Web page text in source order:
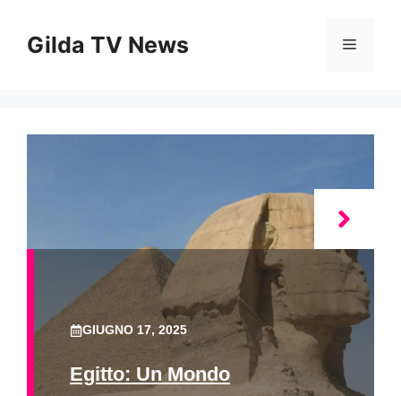
contenuto
Gilda TV News Menu
GIUGNO 17, 2025
Egitto: Un Mondo